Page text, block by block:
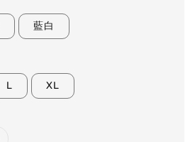
藍白
L XL